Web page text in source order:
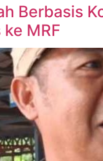
Berbasis
ke MRF